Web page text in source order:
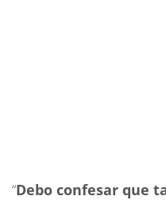
“Debo confesar que